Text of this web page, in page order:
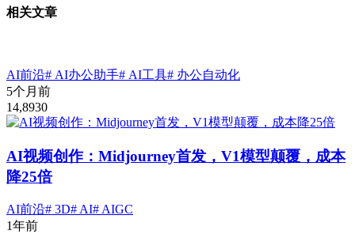
相关文章
AI前沿# AI办公助手# AI工具# 办公自动化
5个月前
14,8930
AI视频创作：Midjourney首发，V1模型颠覆，成本
降25倍
AI前沿# 3D# AI# AIGC
1年前